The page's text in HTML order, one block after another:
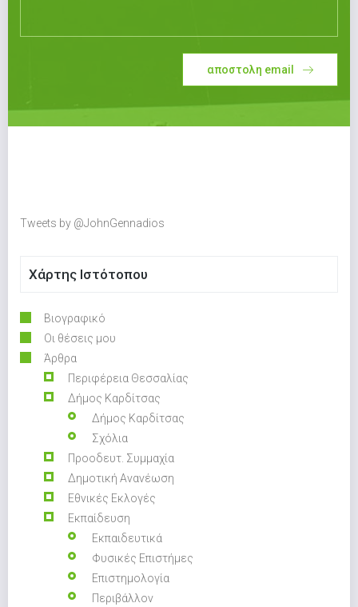
αποστολη email
Tweets by @JohnGennadios
Χάρτης Ιστότοπου
Βιογραφικό
Οι θέσεις μου
Άρθρα
Περιφέρεια Θεσσαλίας
Δήμος Καρδίτσας
Δήμος Καρδίτσας
Σχόλια
Προοδευτ. Συμμαχία
Δημοτική Ανανέωση
Εθνικές Εκλογές
Εκπαίδευση
Εκπαιδευτικά
Φυσικές Επιστήμες
Επιστημολογία
Περιβάλλον